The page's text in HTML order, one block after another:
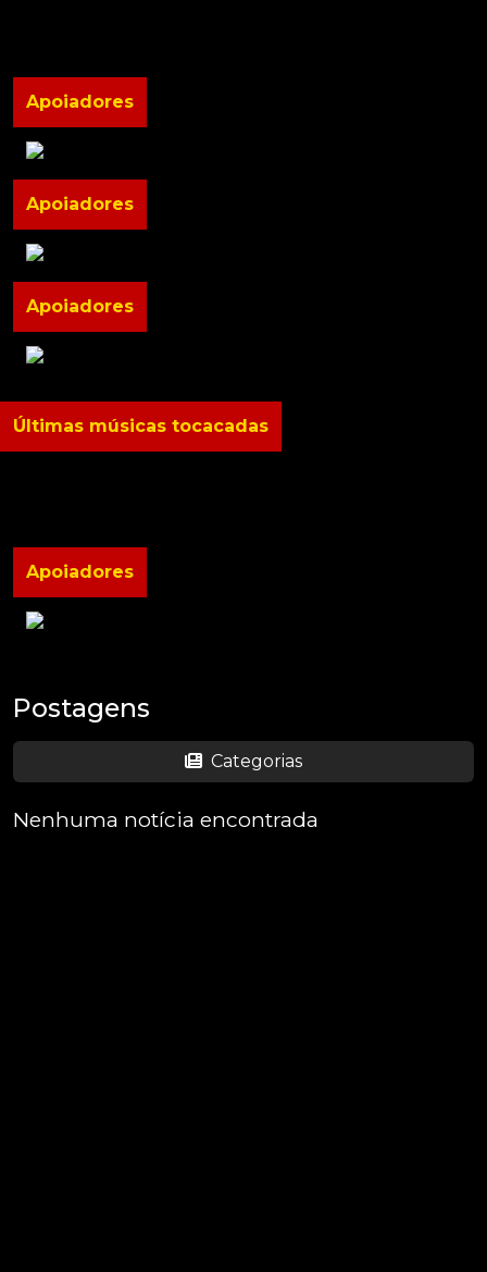
Apoiadores
Apoiadores
Apoiadores
Últimas músicas tocacadas
Apoiadores
Postagens
Categorias
Nenhuma notícia encontrada